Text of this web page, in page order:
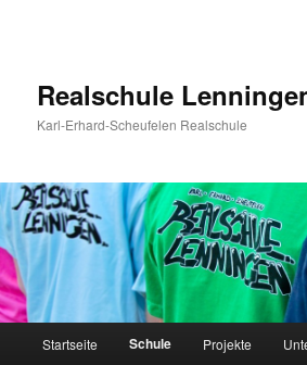
Realschule
Karl-Erhard-Scheufelen Realschule
Startseite Schule Projekte